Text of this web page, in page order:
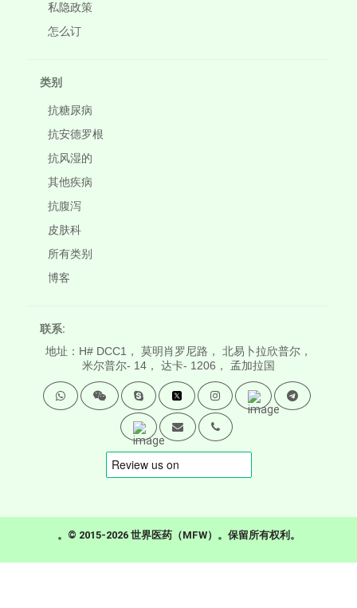
私隐政策
怎么订
类别
抗糖尿病
抗安德罗根
抗风湿的
其他疾病
抗腹泻
皮肤科
所有类别
博客
联系:
地址：H# DCC1， 莫明肖罗尼路， 北易卜拉欣普尔，
米尔普尔- 14， 达卡- 1206， 孟加拉国
。© 2015-2026 世界医药（MFW）。保留所有权利。